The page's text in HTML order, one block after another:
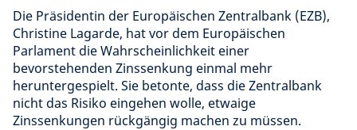
Die Präsidentin der Europäischen Zentralbank (EZB),
Christine Lagarde, hat vor dem Europäischen
Parlament die Wahrscheinlichkeit einer
bevorstehenden Zinssenkung einmal mehr
heruntergespielt. Sie betonte, dass die Zentralbank
nicht das Risiko eingehen wolle, etwaige
Zinssenkungen rückgängig machen zu müssen.